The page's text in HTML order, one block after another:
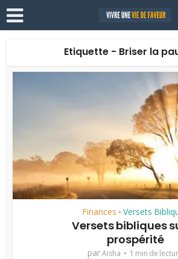
Etiquette - Briser la
Finances • Versets
Versets bibliques
prospérité
parAisha 1 min de